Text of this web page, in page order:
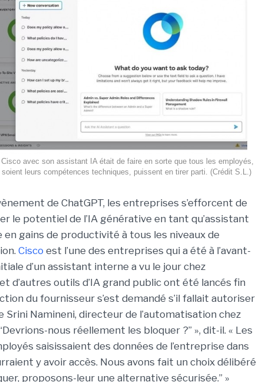
Cisco avec son assistant IA était de faire en sorte que tous les employés,
leurs compétences techniques, puissent en tirer parti. (Crédit S.L.)
de ChatGPT, les entreprises s’efforcent de
le potentiel de l’IA générative en tant qu’assistant
en gains de productivité à tous les niveaux de
Cisco est l’une des entreprises qui a été à l’avant-
d’un assistant interne a vu le jour chez
d’autres outils d’IA grand public ont été lancés fin
du fournisseur s’est demandé s’il fallait autoriser
Srini Namineni, directeur de l’automatisation chez
nous réellement les bloquer ?” », dit-il. « Les
saisissaient des données de l’entreprise dans
y avoir accès. Nous avons fait un choix délibéré
proposons-leur une alternative sécurisée.” »